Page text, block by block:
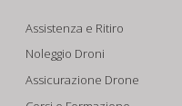
Assistenza e Ritiro
Noleggio Droni
Assicurazione Drone